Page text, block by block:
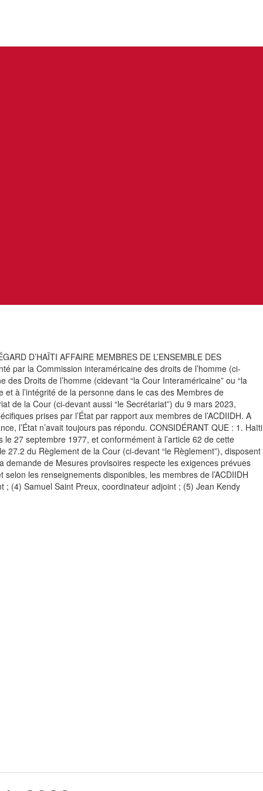
D’HAÏTI AFFAIRE MEMBRES DE L’ENSEMBLE DES
par la Commission interaméricaine des droits de l’homme (ci-
Droits de l’homme (cidevant “la Cour Interaméricaine” ou “la
et à l’intégrité de la personne dans le cas des Membres de
de la Cour (ci-devant aussi “le Secrétariat”) du 9 mars 2023,
prises par l’État par rapport aux membres de l’ACDIIDH. A
l’État n’avait toujours pas répondu. CONSIDÉRANT QUE : 1. Haïti
27 septembre 1977, et conformément à l’article 62 de cette
27.2 du Règlement de la Cour (ci-devant “le Règlement”), disposent
de Mesures provisoires respecte les exigences prévues
les renseignements disponibles, les membres de l’ACDIIDH
(4) Samuel Saint Preux, coordinateur adjoint ; (5) Jean Kendy